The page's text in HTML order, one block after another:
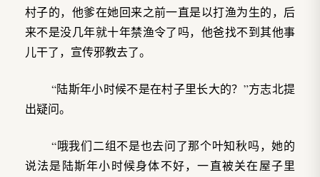
村子的，他爹在她回来之前一直是以打渔为生的，后
来不是没几年就十年禁渔令了吗，他爸找不到其他事
儿干了，宣传邪教去了。
“陆斯年小时候不是在村子里长大的？”方志北提
出疑问。
“哦我们二组不是也去问了那个叶知秋吗，她的
说法是陆斯年小时候身体不好，一直被关在屋子里